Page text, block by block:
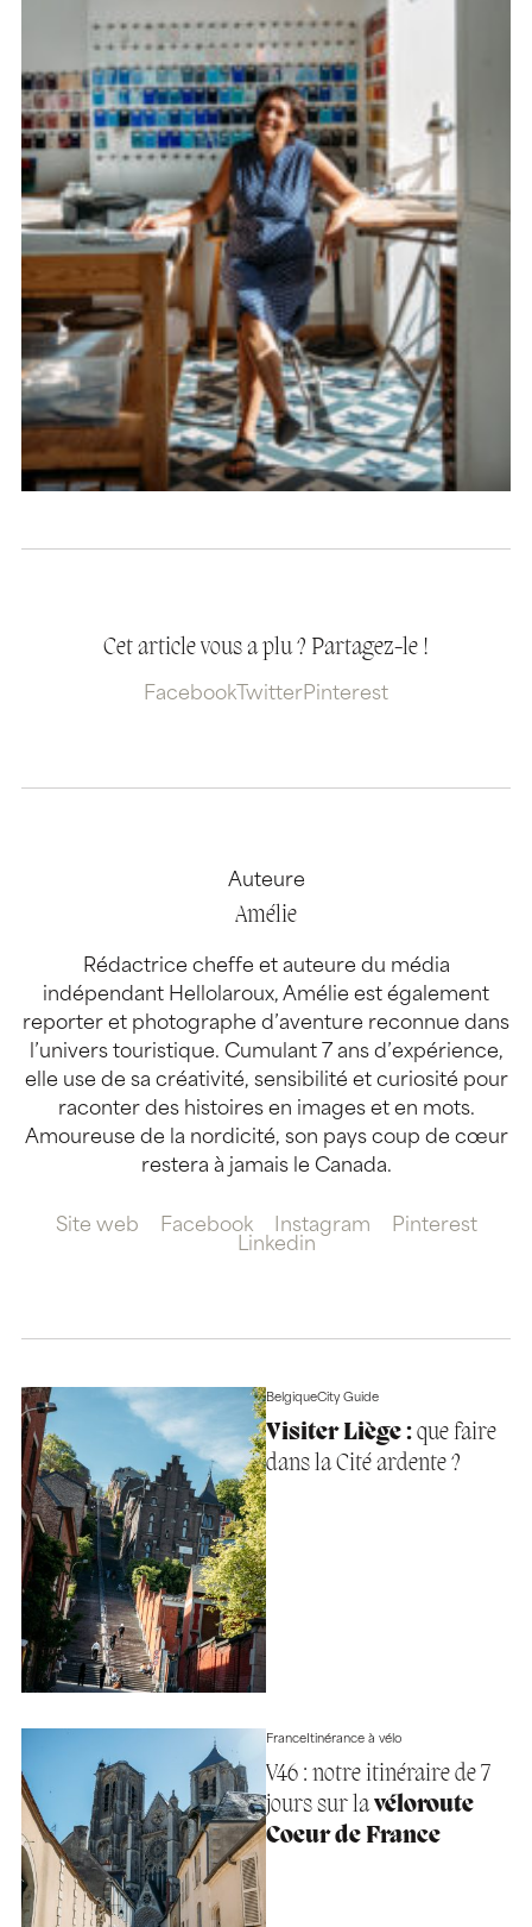
Cet article vous a plu ? Partagez-le !
Facebook TwitterPinterest
Auteure
Amélie
Rédactrice cheffe et auteure du média
indépendant Hellolaroux, Amélie est également
reporter et photographe d’aventure reconnue dans
l’univers touristique. Cumulant 7 ans d’expérience,
elle use de sa créativité, sensibilité et curiosité pour
raconter des histoires en images et en mots.
Amoureuse de la nordicité, son pays coup de cœur
restera à jamais le Canada.
Site web Facebook Instagram
Pinterest
Linkedin
BelgiqueCity Guide
Visiter Liège :que faire
dans la Cité ardente ?
FranceItinérance à vélo
V46 : notre itinéraire de 7
jours sur lavéloroute
Coeur de France